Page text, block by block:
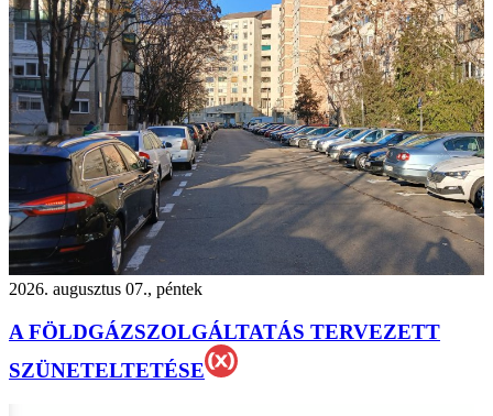
2026. augusztus 07., péntek
A FÖLDGÁZSZOLGÁLTATÁS TERVEZETT
SZÜNETELTETÉSE